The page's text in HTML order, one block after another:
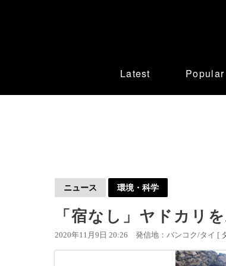
Latest Popular
ニュース 環境・科学
「宿なし」ヤドカリ
2020年11月9日 20:26 発信地：バンコク/タイ [